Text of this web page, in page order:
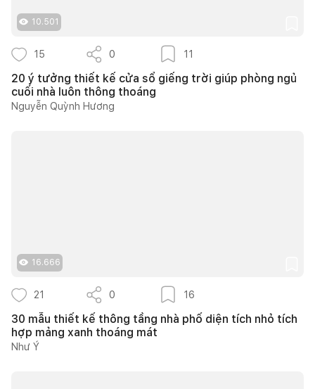
10.501
15 0 11
20 ý tưởng thiết kế cửa sổ giếng trời giúp phòng ngủ
cuối nhà luôn thông thoáng
Nguyễn Quỳnh Hương
16.666
21 0 16
30 mẫu thiết kế thông tầng nhà phố diện tích nhỏ tích
hợp mảng xanh thoáng mát
Như Ý